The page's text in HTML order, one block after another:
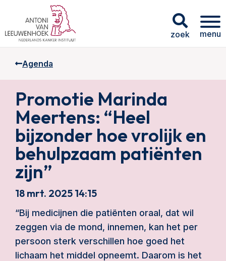
zoek menu
Agenda
Promotie Marinda
Meertens: “Heel
bijzonder hoe vrolijk en
behulpzaam patiënten
zijn”
18 mrt. 2025 14:15
“Bij medicijnen die patiënten oraal, dat wil
zeggen via de mond, innemen, kan het per
persoon sterk verschillen hoe goed het
lichaam het middel opneemt. Daarom is het